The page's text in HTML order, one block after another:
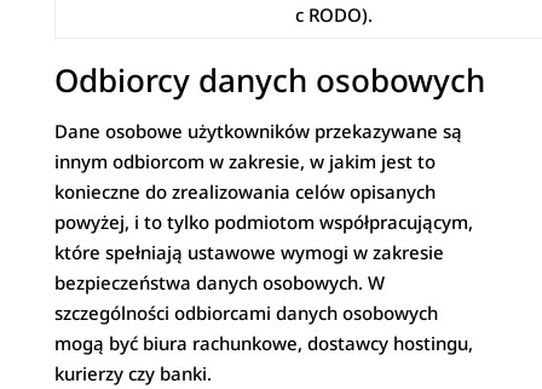
c RODO).
Odbiorcy danych osobowych
Dane osobowe użytkowników przekazywane są
innym odbiorcom w zakresie, w jakim jest to
konieczne do zrealizowania celów opisanych
powyżej, i to tylko podmiotom współpracującym,
które spełniają ustawowe wymogi w zakresie
bezpieczeństwa danych osobowych. W
szczególności odbiorcami danych osobowych
mogą być biura rachunkowe, dostawcy hostingu,
kurierzy czy banki.